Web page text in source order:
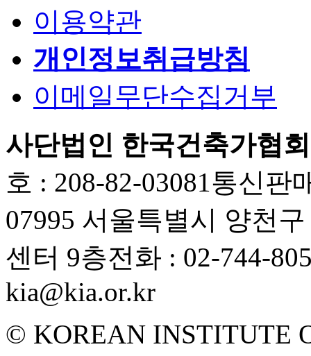
이용약관
개인정보취급방침
이메일무단수집거부
사단법인 한국건축가협회
호 : 208-82-03081통신판
07995 서울특별시 양천
센터 9층전화 : 02-744-
kia@kia.or.kr
© KOREAN INSTITUTE